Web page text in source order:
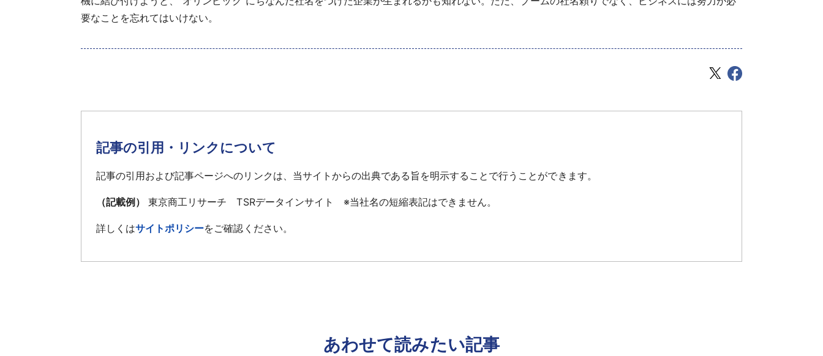
要なことを忘れてはいけない。
記事の引用・リンクについて
記事の引用および記事ページへのリンクは、当サイトからの出典である旨を明示することで行うことができます。
（記載例） 東京商工リサーチ TSRデータインサイト ※当社名の短縮表記はできません。
詳しくはサイトポリシーをご確認ください。
あわせて読みたい記事